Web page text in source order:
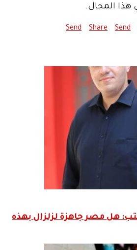
هذا المجال.
Send
Share
Send
هل مصر جاهزة لزلزال بهذه